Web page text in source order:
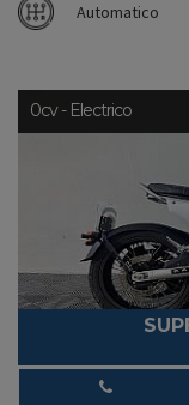
Automatico
0cv - Electrico